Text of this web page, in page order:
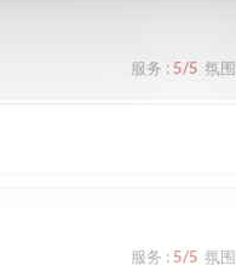
服务 : 5/5 氛围
服务 : 5/5 氛围